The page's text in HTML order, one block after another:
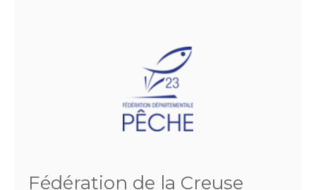
Fédération de la Creuse